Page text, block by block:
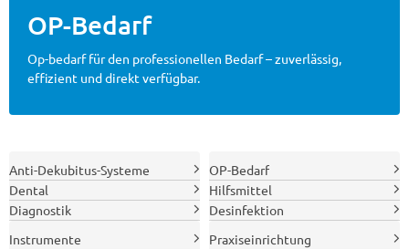
OP-Bedarf
Op-bedarf für den professionellen Bedarf – zuverlässig,
effizient und direkt verfügbar.
Anti-Dekubitus-Systeme
Dental
Diagnostik
OP-Bedarf
Hilfsmittel
Desinfektion
Instrumente
Praxiseinrichtung